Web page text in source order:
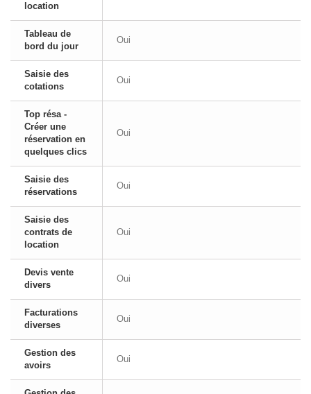
location
Tableau de
bord du jour
Oui
Saisie des
cotations
Oui
Top résa -
Créer une
réservation en
quelques clics
Oui
Saisie des
réservations
Oui
Saisie des
contrats de
location
Oui
Devis vente
divers
Oui
Facturations
diverses
Oui
Gestion des
avoirs
Oui